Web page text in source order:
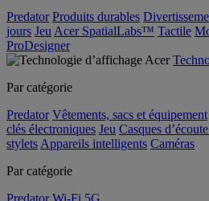
Predator Produits durables
jours Jeu Acer SpatialLabs™ Tactile
ProDesigner
Par catégorie
Predator Vêtements, sacs et équipement
clés électroniques Jeu Casques
stylets Appareils intelligents Caméras
Par catégorie
Predator Wi-Fi 5G